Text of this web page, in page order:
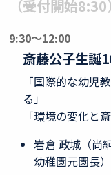
（受付開始8:30）
9:30～12:00
斎藤公子生誕
「国際的な幼児
る」
「環境の変化と
岩倉 政城（尚
幼稚園元園長）